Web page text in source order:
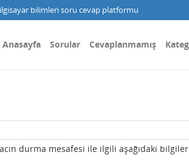
bilimleri soru cevap platformu
Anasayfa Sorular Cevaplanmamış
durma mesafesi ile ilgili aşağıdaki